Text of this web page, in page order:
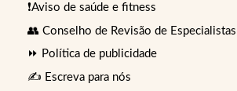
❗Aviso de saúde e fitness
👥 Conselho de Revisão de Especialistas
⏩ Política de publicidade
✍️ Escreva para nós